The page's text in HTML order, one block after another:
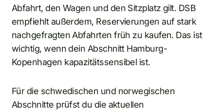
Abfahrt, den Wagen und den Sitzplatz gilt. DSB
empfiehlt außerdem, Reservierungen auf stark
nachgefragten Abfahrten früh zu kaufen. Das ist
wichtig, wenn dein Abschnitt Hamburg-
Kopenhagen kapazitätssensibel ist.
Für die schwedischen und norwegischen
Abschnitte prüfst du die aktuellen